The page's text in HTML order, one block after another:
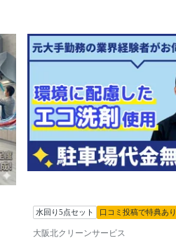
水回り5点セット 口コミ投稿で特典あり
大阪北クリーンサービス